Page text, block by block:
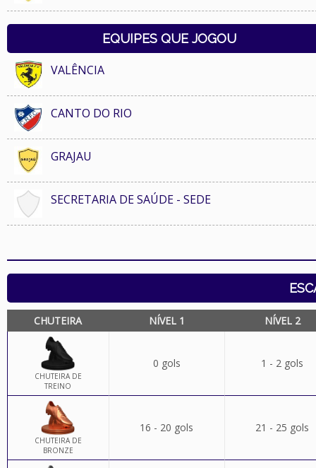
EQUIPES QUE JOGOU
VALÊNCIA
CANTO DO RIO
GRAJAU
SECRETARIA DE SAÚDE - SEDE
CHUTEIRA NÍVEL 1 NÍVEL 2
CHUTEIRA DE
TREINO
0 gols 1 - 2 gols
CHUTEIRA DE
BRONZE
16 - 20 gols 21 - 25 gols